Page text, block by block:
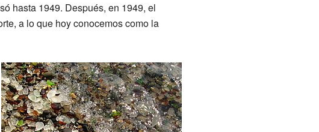
hasta 1949. Después, en 1949, el
a lo que hoy conocemos como la